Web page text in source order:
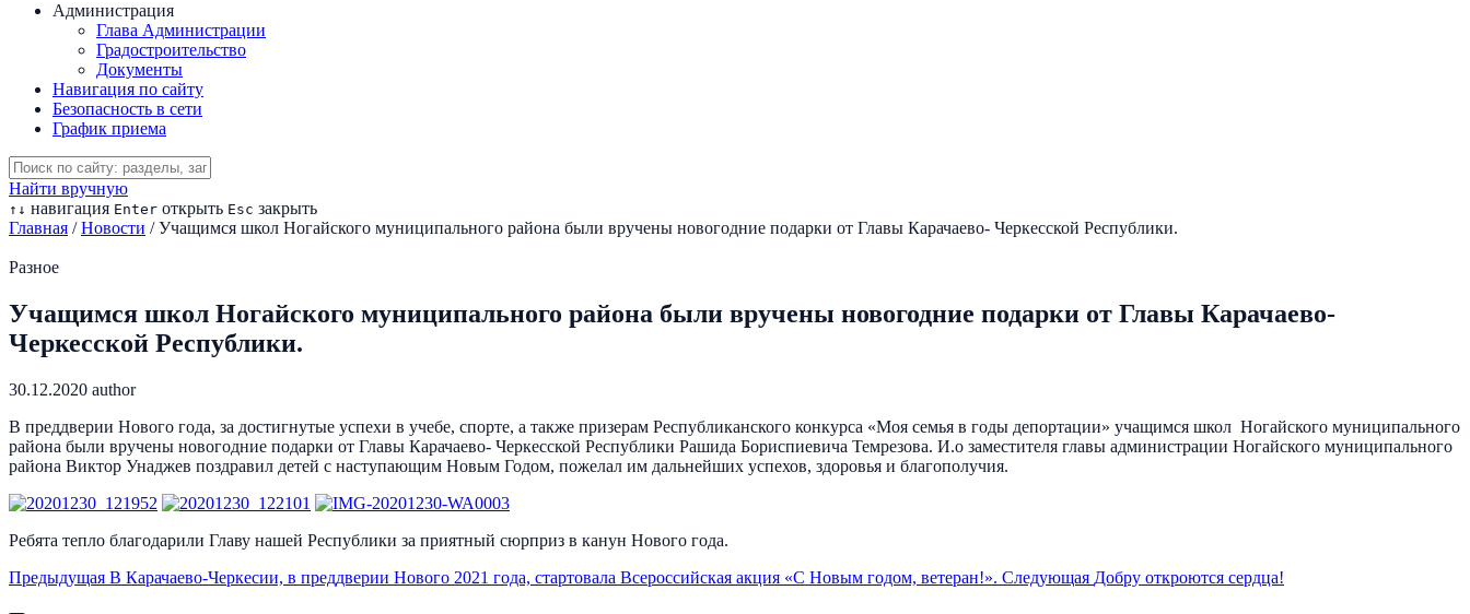
Администрация
Глава Администрации
Градостроительство
Документы
Навигация по сайту
Безопасность в сети
График приема
Найти вручную
↑ ↓ навигация Enter открыть Esc закрыть
Главная / Новости / Учащимся школ Ногайского муниципального района были вручены новогодние подарки от Главы Карачаево- Черкесской Республики.
Разное
Учащимся школ Ногайского муниципального района были вручены новогодние подарки от Главы Карачаево-
Черкесской Республики.
30.12.2020 author
В преддверии Нового года, за достигнутые успехи в учебе, спорте, а также призерам Республиканского конкурса «Моя семья в годы депортации» учащимся школ Ногайского муниципального
района были вручены новогодние подарки от Главы Карачаево- Черкесской Республики Рашида Бориспиевича Темрезова. И.о заместителя главы администрации Ногайского муниципального
района Виктор Унаджев поздравил детей с наступающим Новым Годом, пожелал им дальнейших успехов, здоровья и благополучия.
Ребята тепло благодарили Главу нашей Республики за приятный сюрприз в канун Нового года.
Предыдущая В Карачаево-Черкесии, в преддверии Нового 2021 года, стартовала Всероссийская акция «С Новым годом, ветеран!». Следующая Добру откроются сердца!